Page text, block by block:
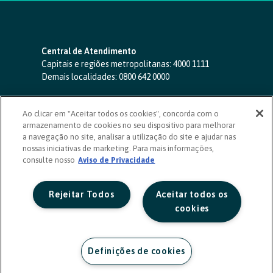
Central de Atendimento
Capitais e regiões metropolitanas: 4000 1111
Demais localidades: 0800 642 0000
SAC 24 horas-0800 724 4420
Ouvidoria
0800 725 0996
(de segunda a sexta, das 8h às 20h)
ouvidoriasicoob.com.br
Deficientes auditivos ou de fala
Ao clicar em "Aceitar todos os cookies", concorda com o
armazenamento de cookies no seu dispositivo para melhorar
a navegação no site, analisar a utilização do site e ajudar nas
nossas iniciativas de marketing. Para mais informações,
consulte nosso Aviso de Privacidade
Aceitar todos os
cookies
Rejeitar Todos
Definições de cookies